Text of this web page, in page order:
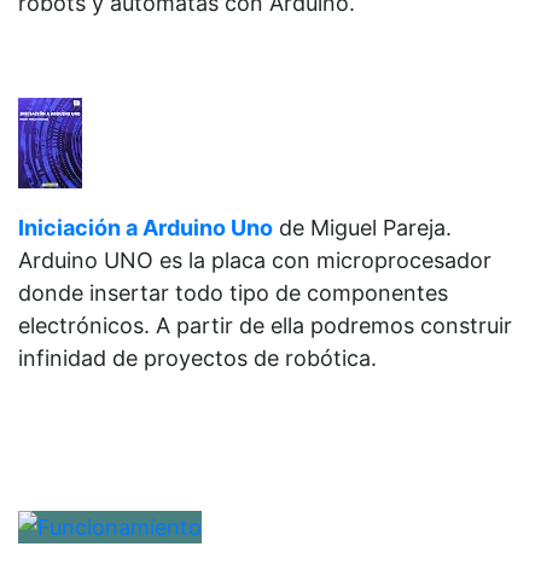
Iniciación a Arduino Uno de Miguel Pareja.
Arduino UNO es la placa con microprocesador
donde insertar todo tipo de componentes
electrónicos. A partir de ella podremos construir
infinidad de proyectos de robótica.